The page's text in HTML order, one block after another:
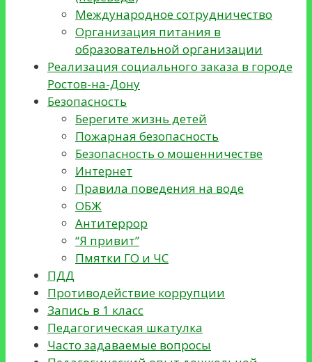
Международное сотрудничество
Организация питания в
образовательной организации
Реализация социального заказа в городе
Ростов-на-Дону
Безопасность
Берегите жизнь детей
Пожарная безопасность
Безопасность о мошенничестве
Интернет
Правила поведения на воде
ОБЖ
Антитеррор
“Я привит”
Пмятки ГО и ЧС
ПДД
Противодействие коррупции
Запись в 1 класс
Педагогическая шкатулка
Часто задаваемые вопросы